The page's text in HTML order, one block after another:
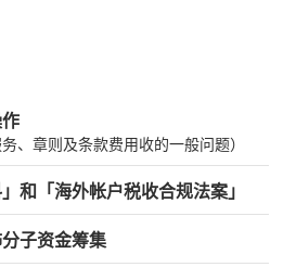
、章则及条款费用收的一般问题）
和「海外帐户税收合规法案」
子资金筹集